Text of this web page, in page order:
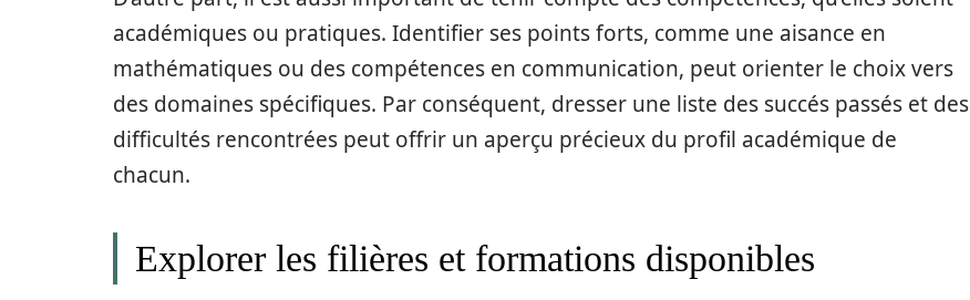
académiques ou pratiques. Identifier ses points forts, comme une aisance en
mathématiques ou des compétences en communication, peut orienter le choix vers
des domaines spécifiques. Par conséquent, dresser une liste des succés passés et des
difficultés rencontrées peut offrir un aperçu précieux du profil académique de
chacun.
Explorer les filières et formations disponibles